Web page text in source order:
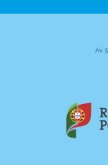
Av.